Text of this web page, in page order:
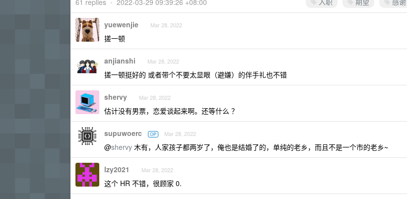
61 replies • 2022-03-29 09:39:26 +08:00
yuewenjie Mar 28, 2022
搓一顿
anjianshi Mar 28, 2022
搓一顿挺好的 或者带个不要太显眼（避嫌）的伴手礼也不错
shervy Mar 28, 2022
估计没有男票，恋爱谈起来啊。还等什么 ？
supuwoerc OP Mar 28, 2022
@shervy 木有，人家孩子都两岁了，俺也是结婚了的，单纯的老乡，而且不是一个市的老乡~
lzy2021 Mar 28, 2022
这个 HR 不错，很顾家 0.